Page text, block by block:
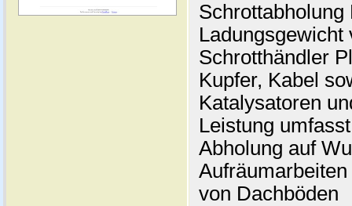
Schrotthändler
Kupfer, Kabel
Katalysatoren
Leistung
Abholung auf
von Dachböden